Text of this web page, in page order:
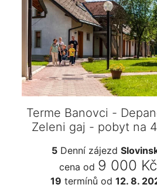
Terme Banovci -
Zeleni gaj - pobyt na
5 Denní zájezd
cena od 9 000 Kč
19 termínů od 12. 8.